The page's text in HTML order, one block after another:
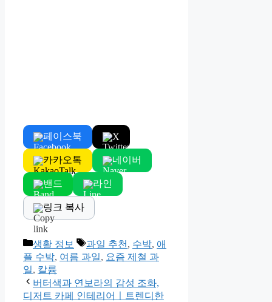
페이스북 X
카카오톡 네이버
밴드 라인
링크 복사
Categories
생활 정보 Tags
과일 추천 , 수박, 애
플 수박, 여름 과일, 요즘 제철 과
일, 칼륨
버터색과 연보라의 감성 조화,
디저트 카페 인테리어ㅣ트렌디한